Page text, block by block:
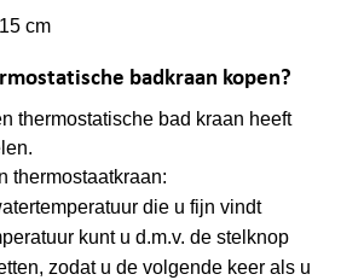
cm
badkraan kopen?
thermostatische bad kraan heeft
thermostaatkraan:
die u fijn vindt
kunt u d.m.v. de stelknop
zodat u de volgende keer als u